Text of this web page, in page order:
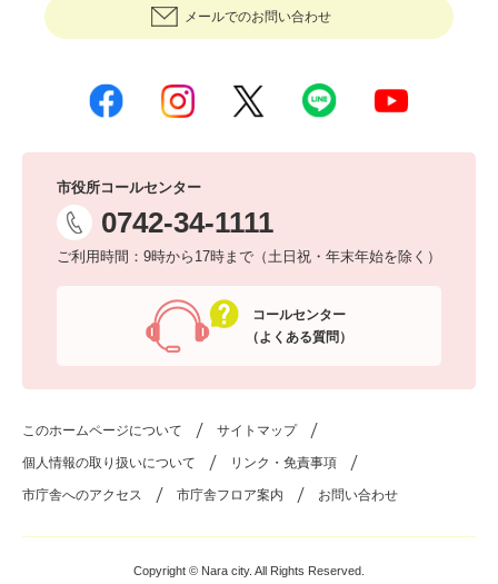
メールでのお問い合わせ
市役所コールセンター
0742-34-1111
ご利用時間：9時から17時まで（土日祝・年末年始を除く）
コールセンター
（よくある質問）
このホームページについて サイトマップ
個人情報の取り扱いについて リンク・免責事項
市庁舎へのアクセス 市庁舎フロア案内 お問い合わせ
Copyright © Nara city. All Rights Reserved.